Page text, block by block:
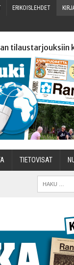
ERI­KOIS­LEH­DET
tilaustarjouksiin
TIETOVISAT